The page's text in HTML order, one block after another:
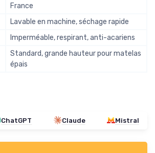
France
Lavable en machine, séchage rapide
Imperméable, respirant, anti-acariens
Standard, grande hauteur pour matelas
épais
ChatGPT Claude Mistral